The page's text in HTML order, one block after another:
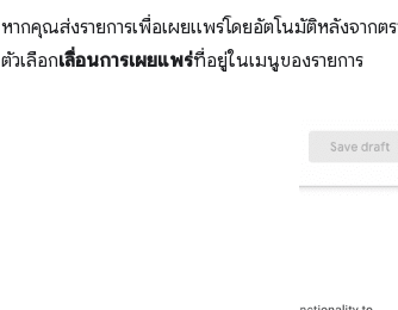
หากคุณส่งรายการเพื่อเผยแพร่โดยอัตโนมัติหลังจากต
ตัวเลือกเลื่อนการเผยแพร่ที่อยู่ในเมนูของรายการ